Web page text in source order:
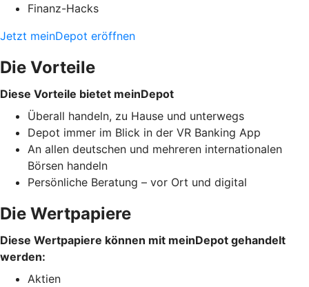
Finanz-Hacks
Jetzt meinDepot eröffnen
Die Vorteile
Diese Vorteile bietet meinDepot
Überall handeln, zu Hause und unterwegs
Depot immer im Blick in der VR Banking App
An allen deutschen und mehreren internationalen
Börsen handeln
Persönliche Beratung – vor Ort und digital
Die Wertpapiere
Diese Wertpapiere können mit meinDepot gehandelt
werden:
Aktien